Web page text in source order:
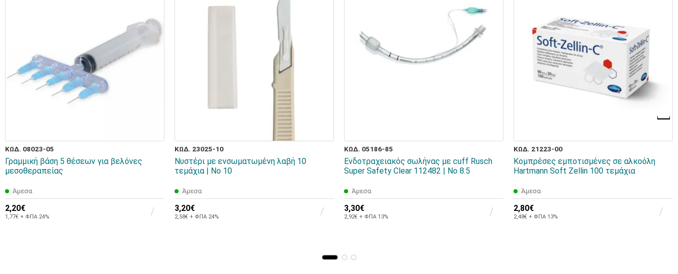
ΚΩΔ. 08023-05
Γραμμική βάση 5 θέσεων για βελόνες
μεσοθεραπείας
Άμεσα
2,20€
1,77€ + ΦΠΑ 24%
ΚΩΔ. 23025-10
Νυστέρι με ενσωματωμένη λαβή 10
τεμάχια | Νο 10
Άμεσα
3,20€
2,58€ + ΦΠΑ 24%
ΚΩΔ. 05186-85
Ενδοτραχειακός σωλήνας με cuff Rusch
Super Safety Clear 112482 | No 8.5
Άμεσα
3,30€
2,92€ + ΦΠΑ 13%
ΚΩΔ. 21223-00
Κομπρέσες εμποτισμένες σε αλκοόλη
Hartmann Soft Zellin 100 τεμάχια
Άμεσα
2,80€
2,48€ + ΦΠΑ 13%